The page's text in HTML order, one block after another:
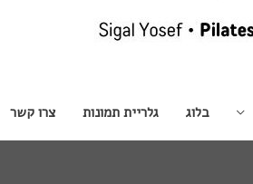
בלוג גלריית תמונות צרו קשר